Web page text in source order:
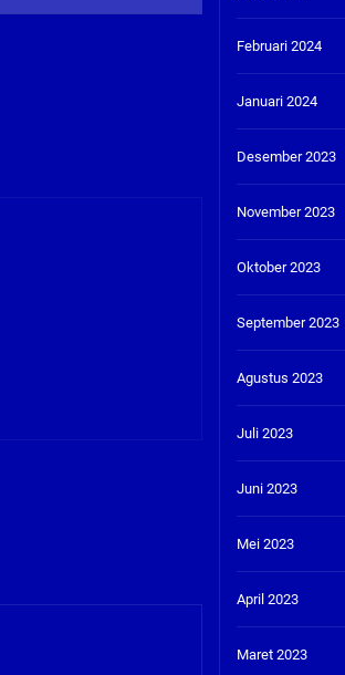
Februari 2024
Januari 2024
Desember 2023
November 2023
Oktober 2023
September 2023
Agustus 2023
Juli 2023
Juni 2023
Mei 2023
April 2023
Maret 2023